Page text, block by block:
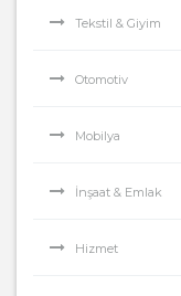
Tekstil & Giyim
Otomotiv
Mobilya
İnşaat & Emlak
Hizmet